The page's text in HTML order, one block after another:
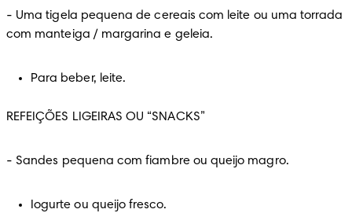
- Uma tigela pequena de cereais com leite ou uma torrada
com manteiga / margarina e geleia.
Para beber, leite.
REFEIÇÕES LIGEIRAS OU “SNACKS”
- Sandes pequena com fiambre ou queijo magro.
Iogurte ou queijo fresco.